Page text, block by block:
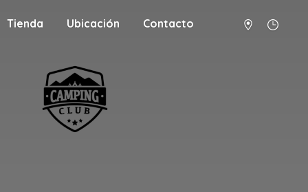
Tienda Ubicación Contacto